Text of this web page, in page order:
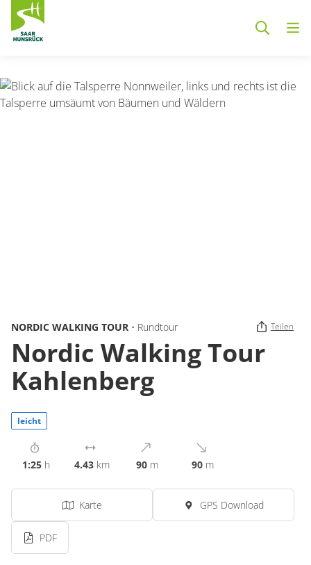
NORDIC WALKING TOUR • Rundtour Teilen
Nordic Walking Tour
Kahlenberg
leicht
1:25 h 4.43 km 90 m 90 m
Karte GPS Download
PDF